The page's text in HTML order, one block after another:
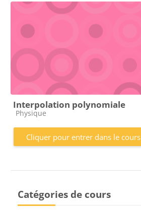
Interpolation polynomiale
Catégorie de cours
Physique
Cliquer pour entrer dans le cours
Catégories de cours